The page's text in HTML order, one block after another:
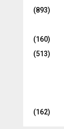
(893)
(160)
(513)
(162)